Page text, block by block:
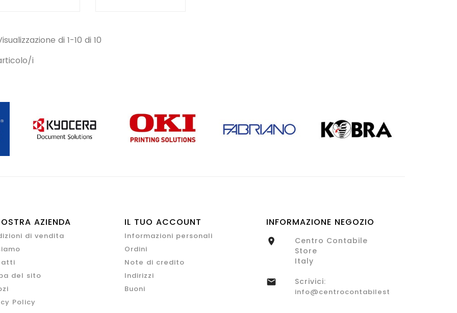
di 1-10 di 10
i
AZIENDA
di vendita
del sito
Policy
IL TUO ACCOUNT
Informazioni personali
Ordini
Note di credito
Indirizzi
Buoni
INFORMAZIONE NEGOZIO

Centro Contabile
Store
Italy
 Scrivici:
info@centrocontabilestore.com